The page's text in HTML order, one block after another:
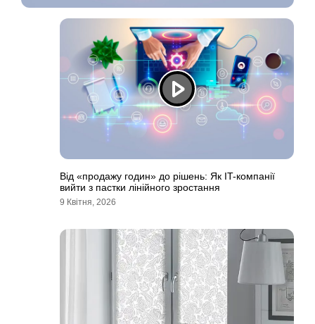
Від «продажу годин» до рішень: Як IT-компанії
вийти з пастки лінійного зростання
9 Квітня, 2026